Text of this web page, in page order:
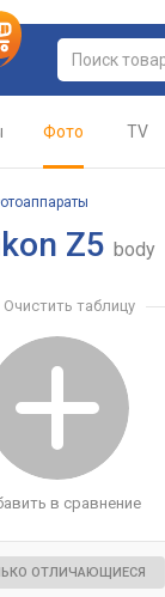
Фото TV
Z5 body
Очистить таблицу
в сравнение
ОТЛИЧАЮЩИЕСЯ